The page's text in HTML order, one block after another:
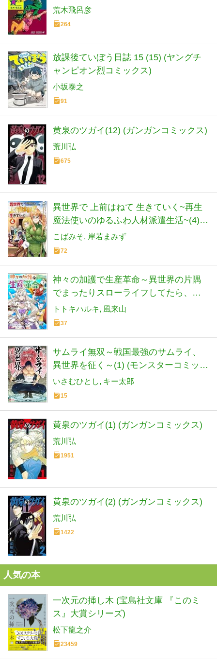
荒木飛呂彦
264
放課後ていぼう日誌 15 (15) (ヤングチ
ャンピオン烈コミックス)
小坂泰之
91
黄泉のツガイ(12) (ガンガンコミックス)
荒川弘
675
異世界で 上前はねて 生きていく~再生
魔法使いのゆるふわ人材派遣生活~(4)
(モンスターコミックス)
こばみそ 岸若まみず
72
神々の加護で生産革命～異世界の片隅
でまったりスローライフしてたら、な
ぜか多彩な人材が集まって最強国家が
できてました～(3) (モンスターコミック
トトキハルキ 風来山
37
サムライ無双～戦国最強のサムライ、
異世界を征く～(1) (モンスターコミック
ス)
いさむひとし キー太郎
15
黄泉のツガイ(1) (ガンガンコミックス)
荒川弘
1951
黄泉のツガイ(2) (ガンガンコミックス)
荒川弘
1422
人気の本
一次元の挿し木 (宝島社文庫 『このミ
ス』大賞シリーズ)
松下龍之介
23459